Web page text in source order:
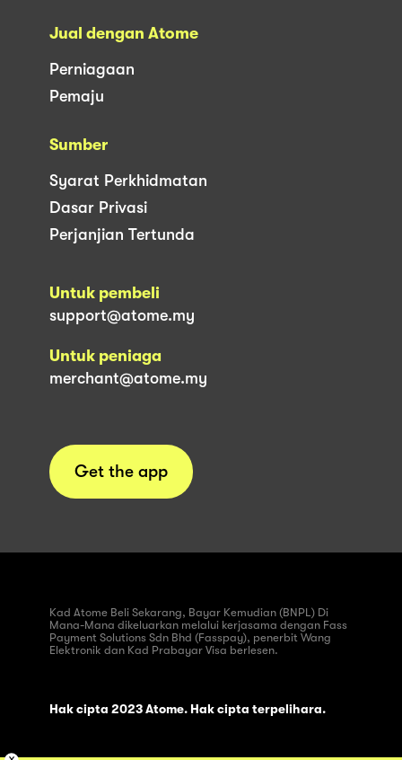
Jual dengan Atome
Perniagaan
Pemaju
Sumber
Syarat Perkhidmatan
Dasar Privasi
Perjanjian Tertunda
Untuk pembeli
support@atome.my
Untuk peniaga
merchant@atome.my
Get the app
Kad Atome Beli Sekarang, Bayar Kemudian (BNPL) Di
Mana-Mana dikeluarkan melalui kerjasama dengan Fass
Payment Solutions Sdn Bhd (Fasspay), penerbit Wang
Elektronik dan Kad Prabayar Visa berlesen.
Hak cipta 2023 Atome. Hak cipta terpelihara.